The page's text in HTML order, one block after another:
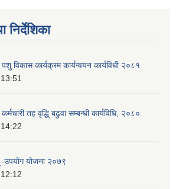
विकास कार्यक्रम कार्यन्वयन कार्यविधी २०८१
तह वृद्धि् बढुवा सम्बन्धी कार्यविधि, २०८०
-उपयोग योजना २०७९